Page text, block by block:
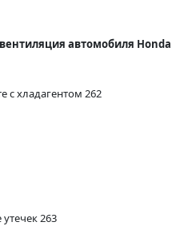
автомобиля Honda
с хладагентом 262
263